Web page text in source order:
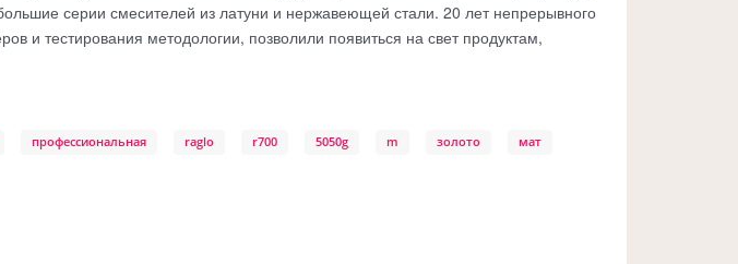
серии смесителей из латуни и нержавеющей стали. 20 лет непрерывного
и тестирования методологии, позволили появиться на свет продуктам,
профессиональная raglo r700 5050g m золото мат